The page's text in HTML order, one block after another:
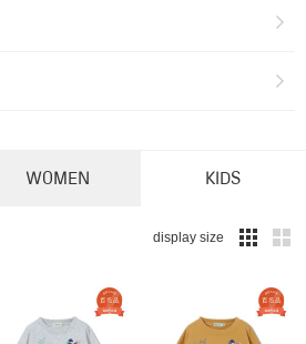
WOMEN KIDS
display size